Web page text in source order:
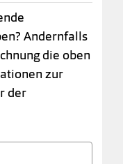
Andernfalls
die oben
zur
der